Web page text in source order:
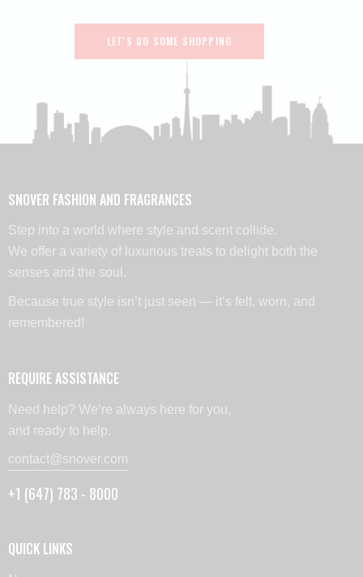
LET'S DO SOME SHOPPING
SNOVER FASHION AND FRAGRANCES
Step into a world where style and scent collide.
We offer a variety of luxurious treats to delight both the
senses and the soul.
Because true style isn’t just seen — it’s felt, worn, and
remembered!
REQUIRE ASSISTANCE
Need help? We’re always here for you,
and ready to help.
contact@snover.com
+1 (647) 783 - 8000
QUICK LINKS